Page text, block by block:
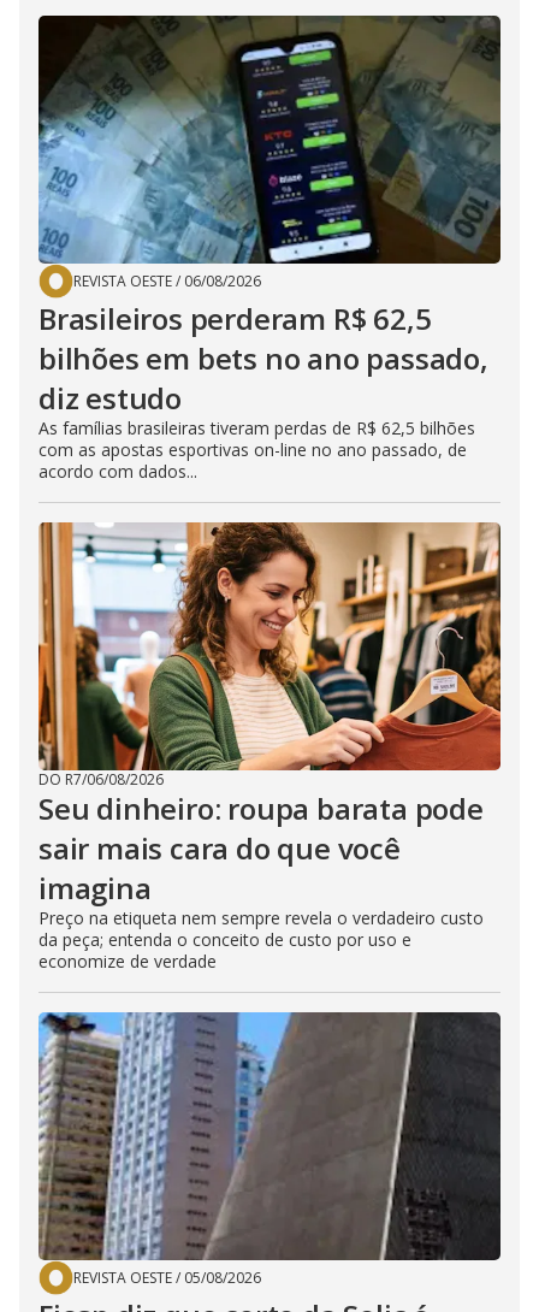
REVISTA OESTE/ 06/08/2026
Brasileiros perderam R$ 62,5
bilhões em bets no ano passado,
diz estudo
As famílias brasileiras tiveram perdas de R$ 62,5 bilhões
com as apostas esportivas on-line no ano passado, de
acordo com dados...
DO R7/06/08/2026
Seu dinheiro: roupa barata pode
sair mais cara do que você
imagina
Preço na etiqueta nem sempre revela o verdadeiro custo
da peça; entenda o conceito de custo por uso e
economize de verdade
REVISTA OESTE/ 05/08/2026